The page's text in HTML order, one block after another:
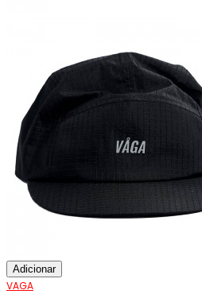
Adicionar
VAGA